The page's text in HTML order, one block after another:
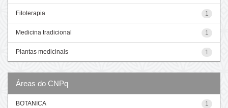
1
Fitoterapia
1
Medicina tradicional
1
Plantas medicinais
Áreas do CNPq
1
BOTANICA